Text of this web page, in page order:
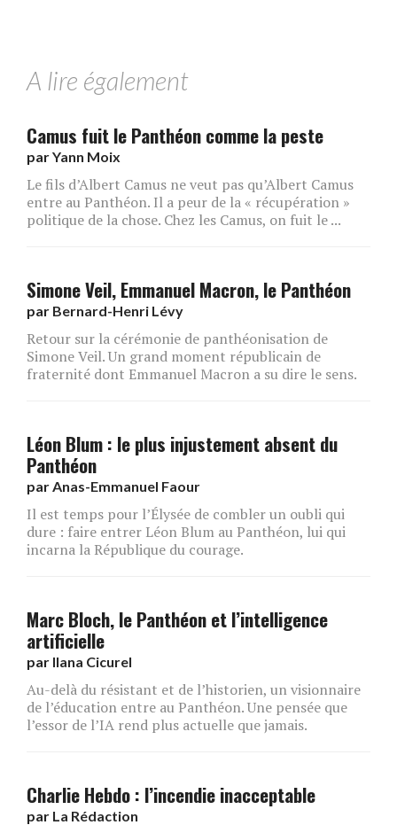
A lire également
Camus fuit le Panthéon comme la peste
parYann Moix
Le fils d’Albert Camus ne veut pas qu’Albert Camus
entre au Panthéon. Il a peur de la « récupération »
politique de la chose. Chez les Camus, on fuit le ...
Simone Veil, Emmanuel Macron, le Panthéon
par Bernard-Henri Lévy
Retour sur la cérémonie de panthéonisation de
Simone Veil. Un grand moment républicain de
fraternité dont Emmanuel Macron a su dire le sens.
Léon Blum : le plus injustement absent du
Panthéon
par Anas-Emmanuel Faour
Il est temps pour l’Élysée de combler un oubli qui
dure : faire entrer Léon Blum au Panthéon, lui qui
incarna la République du courage.
Marc Bloch, le Panthéon et l’intelligence
artificielle
par Ilana Cicurel
Au-delà du résistant et de l’historien, un visionnaire
de l’éducation entre au Panthéon. Une pensée que
l’essor de l’IA rend plus actuelle que jamais.
Charlie Hebdo : l’incendie inacceptable
par La Rédaction